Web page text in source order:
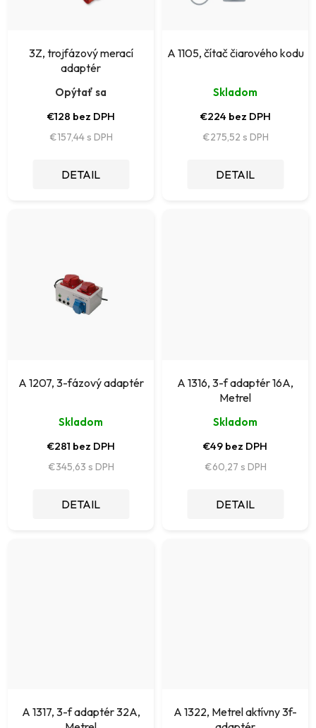
3Z, trojfázový merací
adaptér
Opýtať sa
€128 bez DPH
€157,44
DETAIL
A 1105, čítač čiarového kodu
Skladom
€224 bez DPH
€275,52
DETAIL
A 1207, 3-fázový adaptér
Skladom
€281 bez DPH
€345,63
DETAIL
A 1316, 3-f adaptér 16A,
Metrel
Skladom
€49 bez DPH
€60,27
DETAIL
A 1317, 3-f adaptér 32A,
A 1322, Metrel aktívny 3f-